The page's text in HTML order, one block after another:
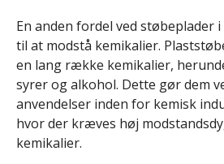
En anden fordel ved støbeplader
til at modstå kemikalier.
en lang række kemikalier,
syrer og alkohol. Dette gør dem
anvendelser inden for kemisk
hvor der kræves høj
kemikalier.